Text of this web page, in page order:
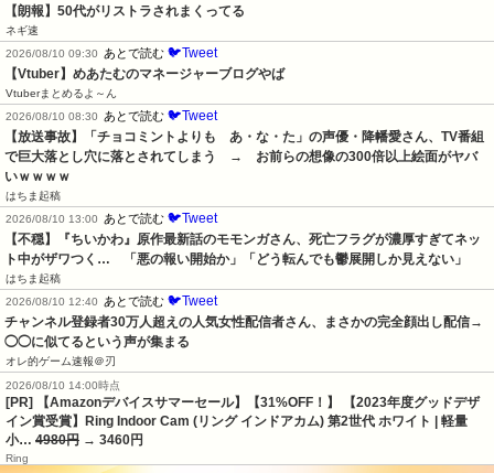
【朗報】50代がリストラされまくってる
ネギ速
2026/08/10 09:30
あとで読む 🐦Tweet
【Vtuber】めあたむのマネージャーブログやば
Vtuberまとめるよ～ん
2026/08/10 08:30
あとで読む 🐦Tweet
【放送事故】「チョコミントよりも　あ・な・た」の声優・降幡愛さん、TV番組
で巨大落とし穴に落とされてしまう　→　お前らの想像の300倍以上絵面がヤバ
いｗｗｗｗ
はちま起稿
2026/08/10 13:00
あとで読む 🐦Tweet
【不穏】『ちいかわ』原作最新話のモモンガさん、死亡フラグが濃厚すぎてネッ
ト中がザワつく…　「悪の報い開始か」「どう転んでも鬱展開しか見えない」
はちま起稿
2026/08/10 12:40
あとで読む 🐦Tweet
チャンネル登録者30万人超えの人気女性配信者さん、まさかの完全顔出し配信→
◯◯に似てるという声が集まる
オレ的ゲーム速報＠刃
2026/08/10 14:00時点
[PR] 【Amazonデバイスサマーセール】【31%OFF！】 【2023年度グッドデザ
イン賞受賞】Ring Indoor Cam (リング インドアカム) 第2世代 ホワイト | 軽量
小… 4980円 → 3460円
Ring